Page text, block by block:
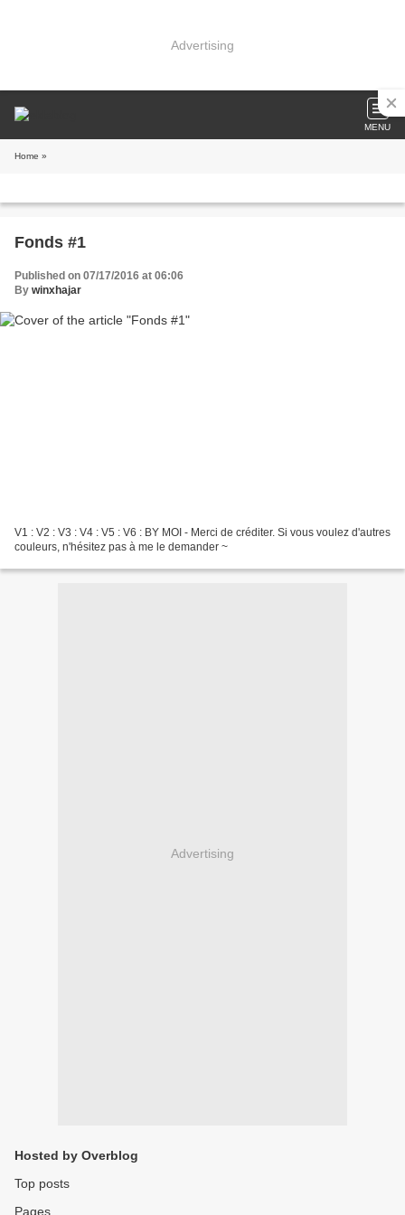
Advertising
MENU
Home »
Fonds #1
Published on 07/17/2016 at 06:06
By winxhajar
V1 : V2 : V3 : V4 : V5 : V6 : BY MOI - Merci de créditer. Si vous voulez d'autres
couleurs, n'hésitez pas à me le demander ~
Advertising
Hosted by Overblog
Top posts
Pages